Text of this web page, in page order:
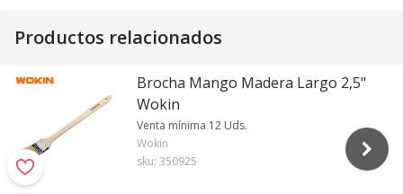
>distancia de escritura 300m
pruebas de ASTM y EN71.
>Resistente a la luz, impermeable, de secado rápido, de
poco olor.
>Adecuado para escribir sobre superficies como vidrio,
papel, plástico, metal, madera y porcelana, etc.
>Embalaje: 12 unidades embaladas en una caja de color.
Productos relacionados
Brocha Mango Madera Largo 2,5"
Wokin
Venta mínima 12 Uds.
Wokin
sku: 350925